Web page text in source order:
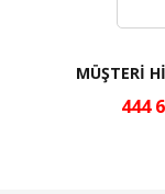
MÜŞTERİ
444